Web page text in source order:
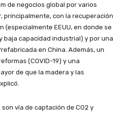
de negocios global por varios
principalmente, con la recuperación
(especialmente EEUU, en donde se
baja capacidad industrial) y por una
en China. Además, un
(COVID-19) y una
de que la madera y las
vía de captación de CO2 y